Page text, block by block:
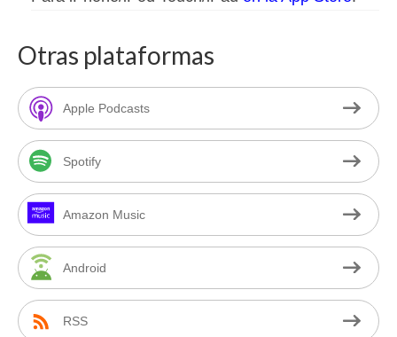
Otras plataformas
Apple Podcasts
Spotify
Amazon Music
Android
RSS